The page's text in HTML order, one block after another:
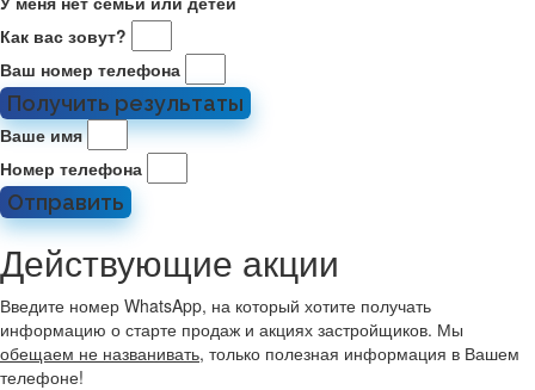
Как вас зовут?
Ваш номер телефона
Получить результаты
Ваше имя
Номер телефона
Отправить
Действующие акции
Введите номер WhatsApp, на который хотите получать
информацию о старте продаж и акциях застройщиков. Мы
обещаем не названивать, только полезная информация в Вашем
телефоне!